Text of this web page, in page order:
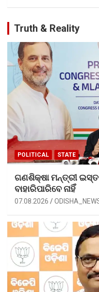
Truth & Reality
POLITICAL STATE
ଗଣଶିକ୍ଷା ମନ୍ତ୍ରୀ
ବାହାରିପାରିବେ ନାହିଁ
07.08.2026